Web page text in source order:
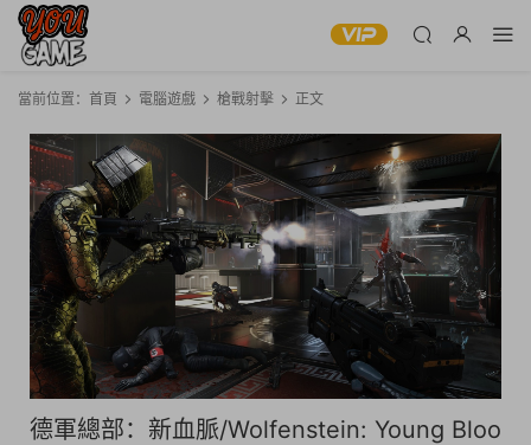
當前位置： 首頁 電腦遊戲 槍戰射擊 正文
德軍總部：新血脈/Wolfenstein: Young Bloo